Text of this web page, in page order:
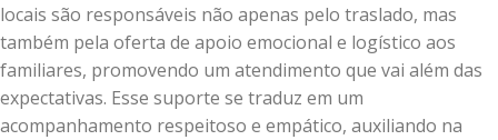
locais são responsáveis não apenas pelo traslado, mas
também pela oferta de apoio emocional e logístico aos
familiares, promovendo um atendimento que vai além das
expectativas. Esse suporte se traduz em um
acompanhamento respeitoso e empático, auxiliando na